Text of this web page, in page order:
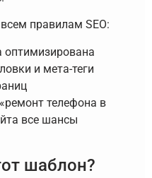
правилам SEO:
оптимизирована
и мета-теги
телефона в
все шансы
шаблон?